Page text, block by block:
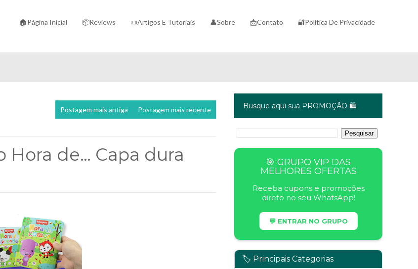
🏠Página Inicial 📦Reviews 📜Artigos E Tutoriais 👤Sobre 📩Contato 🔐Política De Privacidade
Postagem mais recente
Postagem mais antiga
Hora de… Capa dura
Busque aqui sua PROMOÇÃO 🛍️
🎯 GRUPO VIP DAS
MELHORES OFERTAS
Receba cupons e promoções
direto no seu WhatsApp!
💬 ENTRAR NO GRUPO
🏷️ Principais Categorias